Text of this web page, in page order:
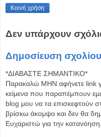
Κοινή χρήση
Δεν υπάρχουν
Δημοσίευση σχολίου
*ΔΙΑΒΑΣΤΕ ΣΗΜΑΝΤΙΚΟ*
Παρακαλώ MHN αφήνετε link
κείμενα που παραπέμπουν
blog μου να τα επισκεφτούν
βρίσκω άκομψο και δεν θα
Ευχαριστώ για την κατανόηση.